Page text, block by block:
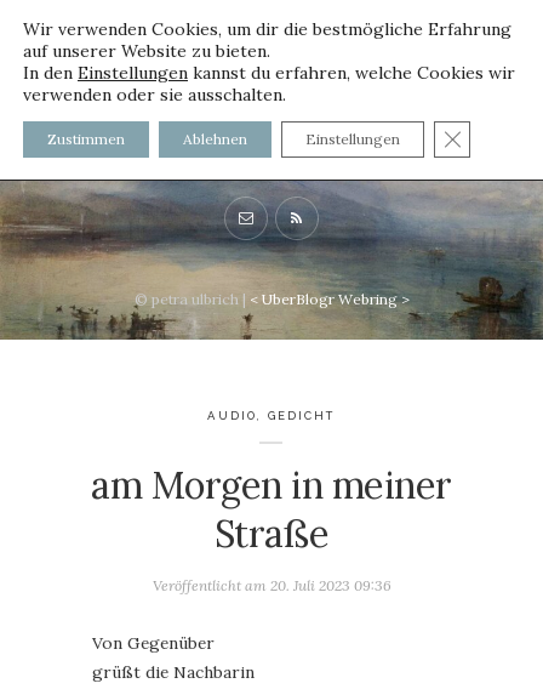
voller worte - mit und ohne
Innenfutter
© petra ulbrich | < UberBlogr Webring >
AUDIO, GEDICHT
am Morgen in meiner
Straße
Veröffentlicht am 20. Juli 2023 09:36
Von Gegenüber
grüßt die Nachbarin
Wir verwenden Cookies, um dir die bestmögliche Erfahrung
auf unserer Website zu bieten.
In den Einstellungen kannst du erfahren, welche Cookies wir
verwenden oder sie ausschalten.
Zustimmen Ablehnen Einstellungen GDPR